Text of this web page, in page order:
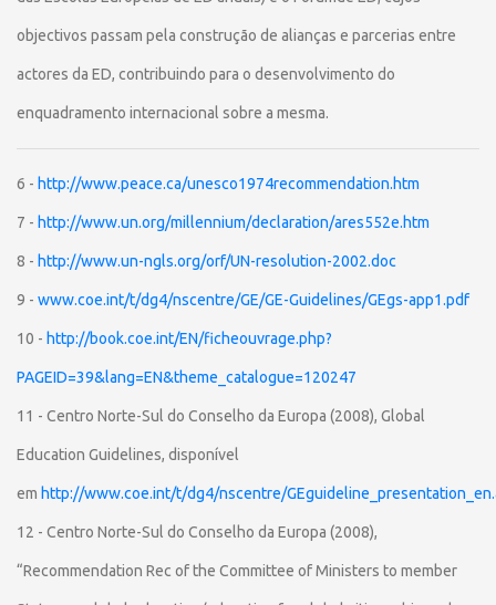
objectivos passam pela construção de alianças e parcerias entre
actores da ED, contribuindo para o desenvolvimento do
enquadramento internacional sobre a mesma.
6 - http://www.peace.ca/unesco1974recommendation.htm
7 - http://www.un.org/millennium/declaration/ares552e.htm
8 - http://www.un-ngls.org/orf/UN-resolution-2002.doc
9 - www.coe.int/t/dg4/nscentre/GE/GE-Guidelines/GEgs-app1.pdf
10 - http://book.coe.int/EN/ficheouvrage.php?
PAGEID=39&lang=EN&theme_catalogue=120247
11 - Centro Norte-Sul do Conselho da Europa (2008), Global
Education Guidelines, disponível
em http://www.coe.int/t/dg4/nscentre/
12 - Centro Norte-Sul do Conselho da Europa (2008),
“Recommendation Rec of the Committee of Ministers to member